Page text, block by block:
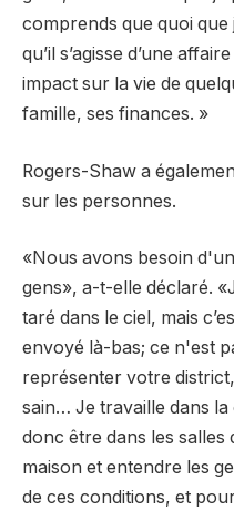
comprends que quoi
qu’il s’agisse d’une
impact sur la vie de
famille, ses finances. »
Rogers-Shaw a
sur les personnes.
«Nous avons besoin
gens», a-t-elle déclaré.
taré dans le ciel, mais
envoyé là-bas; ce n'est
représenter votre
sain… Je travaille dans la
donc être dans les salles
maison et entendre les
de ces conditions, et